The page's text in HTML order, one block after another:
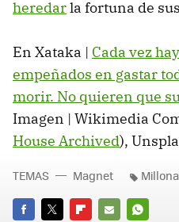
heredarla fortuna de
En Xataka | Cada vez
empeñados en gastar
morir. No quieren que
Imagen | Wikimedia
House Archived),
TEMAS Magnet